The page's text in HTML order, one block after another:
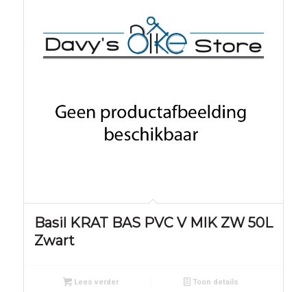
Basil KRAT BAS PVC V MIK ZW 50L
Zwart
Lees verder Toon details